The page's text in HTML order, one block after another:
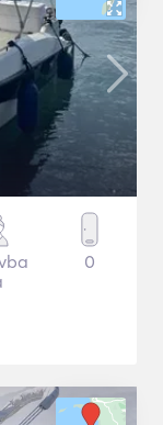
0